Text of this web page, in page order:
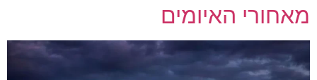
מאחורי האיומים